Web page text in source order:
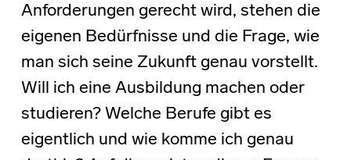
Anforderungen gerecht wird, stehen die
eigenen Bedürfnisse und die Frage, wie
man sich seine Zukunft genau vorstellt.
Will ich eine Ausbildung machen oder
studieren? Welche Berufe gibt es
eigentlich und wie komme ich genau